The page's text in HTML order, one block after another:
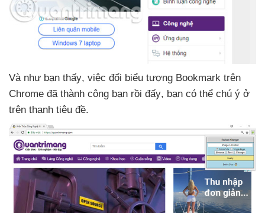
Và như bạn thấy, việc đổi biểu tượng Bookmark trên
Chrome đã thành công bạn rồi đấy, bạn có thể chú ý ở
trên thanh tiêu đề.